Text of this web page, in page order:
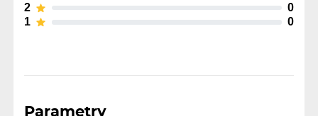
2
0
1
0
Parametry